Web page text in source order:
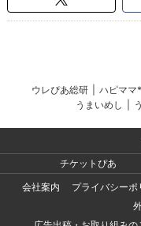
ウレぴあ総研 ハピママ*
うまいめし
チケットぴあ
会社案内
プライバシーポ